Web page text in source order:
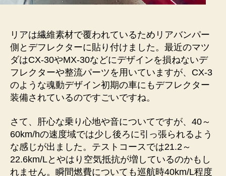
リアは繊維素材で覆われているためリアバンパー
側とデフレクターに貼り付けました。最近のマツ
ダはCX-30やMX-30などにデザインを損ねないデ
フレクターや整流パーツを用いていますが、CX-3
のような魂動デザイン初期の車にもデフレクター
装備されているのですごいですね。
さて、肝心な乗り心地や音についてですが、40～
60km/hの速度域では少し後ろに引っ張られるよう
な感じが出ました。テストコースでは21.2～
22.6km/Lとやはり空気抵抗が増しているのかもし
れません。瞬間燃費についても巡航時40km/L程度